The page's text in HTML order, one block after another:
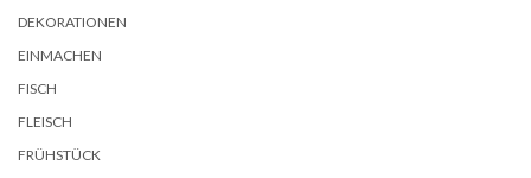
DEKORATIONEN
EINMACHEN
FISCH
FLEISCH
FRÜHSTÜCK